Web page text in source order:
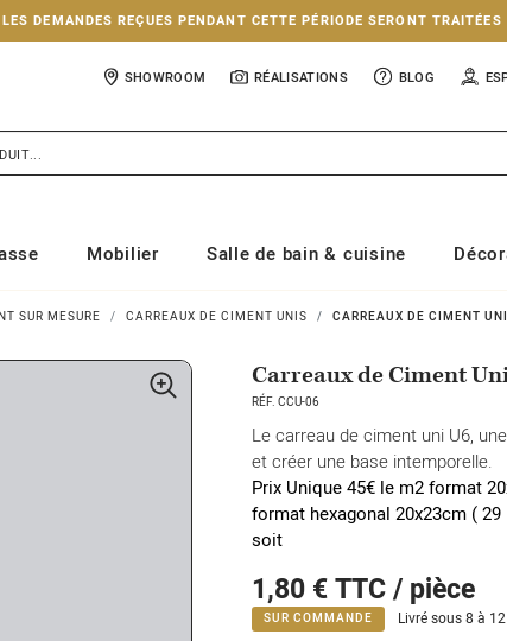
DEMANDES REÇUES PENDANT CETTE PÉRIODE SERONT
SHOWROOM RÉALISATIONS BLOG
Mobilier Salle de bain & cuisine
SUR MESURE CARREAUX DE CIMENT UNIS CARREAUX DE CIMENT
Carreaux de Ciment
RÉF. CCU-06
Le carreau de ciment uni U6,
et créer une base intemporelle.
Prix Unique 45€ le m2 format
format hexagonal 20x23cm (
soit
1,80 €TTC / pièce
SUR COMMANDE Livré sous 8 à